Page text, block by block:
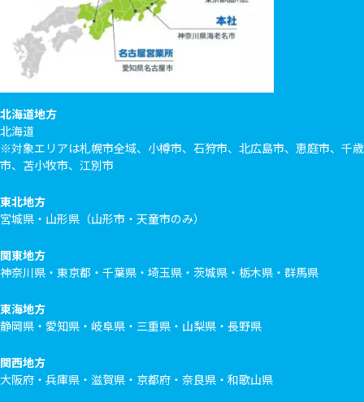
北海道地方
北海道
※対象エリアは札幌市全域、小樽市、石狩市、北広島市、恵庭市、千歳
市、苫小牧市、江別市
東北地方
宮城県・山形県（山形市・天童市のみ）
関東地方
神奈川県・東京都・千葉県・埼玉県・茨城県・栃木県・群馬県
東海地方
静岡県・愛知県・岐阜県・三重県・山梨県・長野県
関西地方
大阪府・兵庫県・滋賀県・京都府・奈良県・和歌山県